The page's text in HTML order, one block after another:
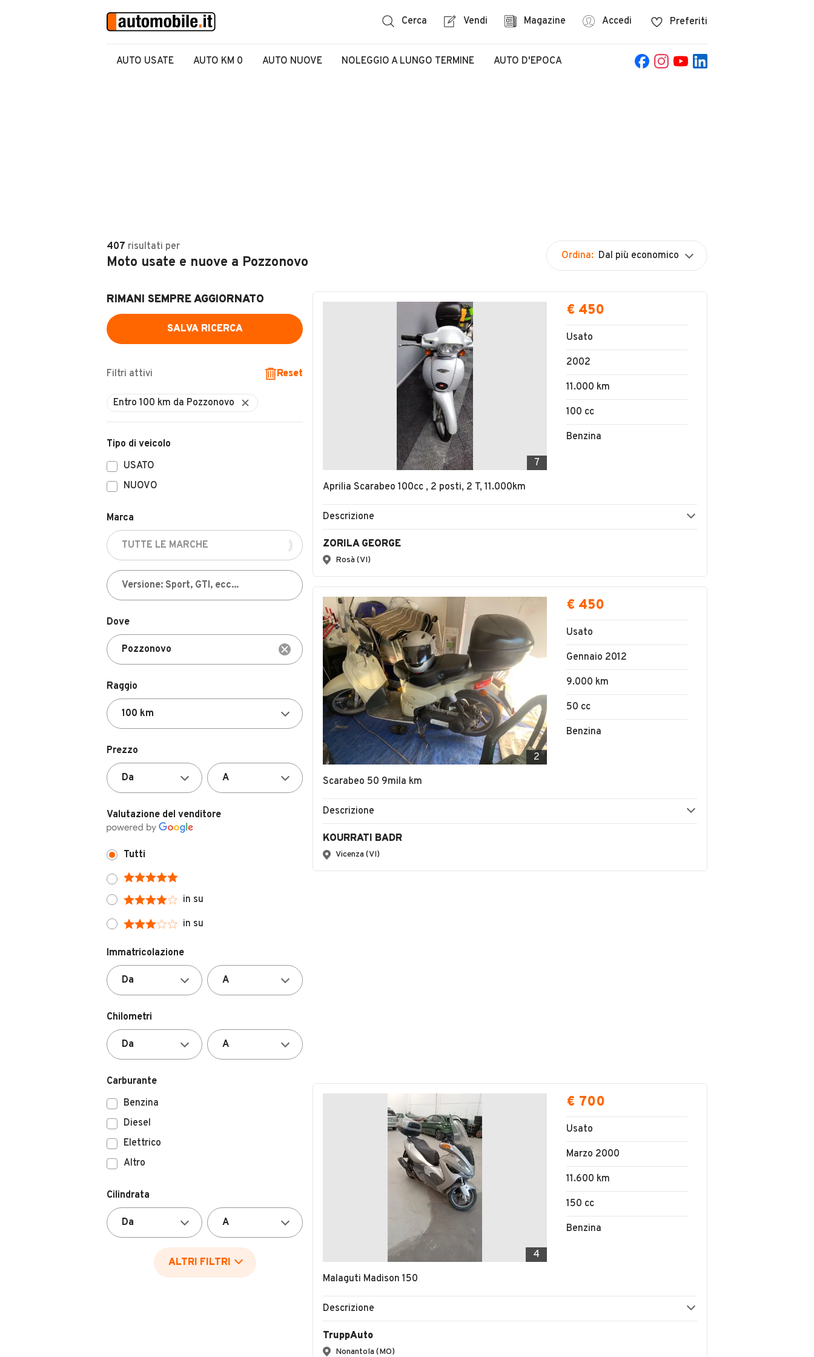
Cerca Vendi Magazine Accedi Preferiti
AUTO USATE AUTO KM 0 AUTO NUOVE NOLEGGIO A LUNGO TERMINE AUTO D'EPOCA
407 risultati per
Moto usate e nuove a Pozzonovo Ordina: Dal più economico
RIMANI SEMPRE AGGIORNATO
SALVA RICERCA
Filtri attivi Reset
Tipo di veicolo
USATO
NUOVO
Marca
Dove
Raggio
Prezzo
Valutazione del venditore
Tutti
in su
in su
Immatricolazione
Chilometri
Carburante
Benzina
Diesel
Elettrico
Altro
Cilindrata
ALTRI FILTRI
7
Aprilia Scarabeo 100cc , 2 posti, 2 T, 11.000km
€ 450
Usato
2002
11.000 km
100 cc
Benzina
Descrizione
ZORILA GEORGE
Rosà (VI)
2
Scarabeo 50 9mila km
€ 450
Usato
Gennaio 2012
9.000 km
50 cc
Benzina
Descrizione
KOURRATI BADR
Vicenza (VI)
4
Malaguti Madison 150
€ 700
Usato
Marzo 2000
11.600 km
150 cc
Benzina
Descrizione
TruppAuto
Nonantola (MO)